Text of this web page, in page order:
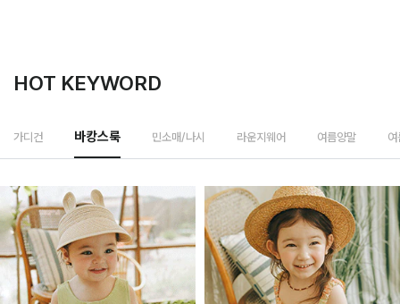
HOT KEYWORD
가디건 바캉스룩 민소매/나시 라운지웨어 여름양말